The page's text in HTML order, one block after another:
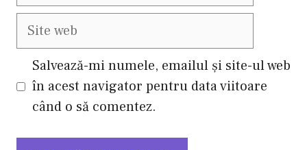
Site
Salvează-mi numele, emailul și site-ul web
în acest navigator pentru data viitoare
când o să comentez.